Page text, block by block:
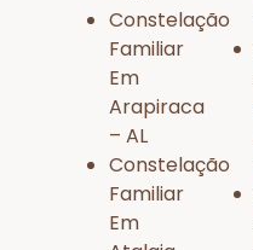
Constelação
Familiar
Em
Arapiraca
– AL
Constelação
Familiar
Em